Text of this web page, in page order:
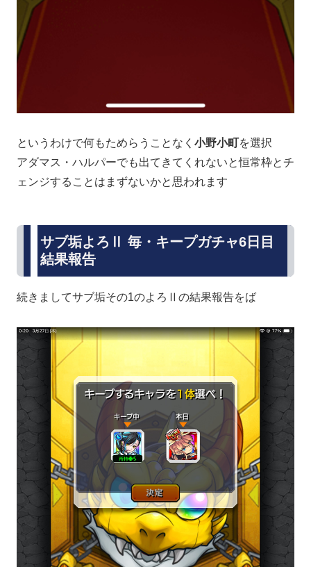
というわけで何もためらうことなく 小野小町を選択
アダマス・ハルパーでも出てきてくれないと恒常枠とチ
ェンジすることはまずないかと思われます
サブ垢よろⅡ 毎・キープガチャ6日目
結果報告
続きましてサブ垢その1のよろⅡの結果報告をば